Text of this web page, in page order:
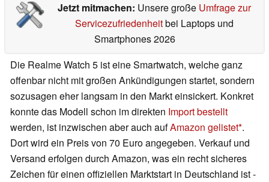
Jetzt mitmachen: Unsere große Umfrage zur
Servicezufriedenheitbei Laptops und
Smartphones 2026
Die Realme Watch 5 ist eine Smartwatch, welche ganz
offenbar nicht mit großen Ankündigungen startet, sondern
sozusagen eher langsam in den Markt einsickert. Konkret
konnte das Modell schon im direkten Import bestellt
werden, ist inzwischen aber auch aufAmazon gelistet .
Dort wird ein Preis von 70 Euro angegeben. Verkauf und
Versand erfolgen durch Amazon, was ein recht sicheres
Zeichen für einen offiziellen Marktstart in Deutschland ist -